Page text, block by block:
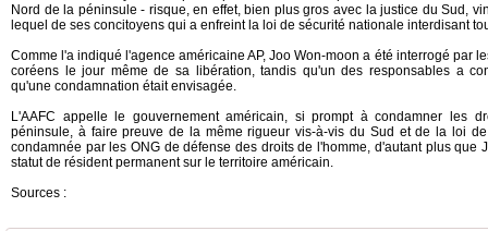
Nord de la péninsule - risque, en effet, bien plus gros avec la justice du Sud,
lequel de ses concitoyens qui a enfreint la loi de sécurité nationale interdisant
Comme l'a indiqué l'agence américaine AP, Joo Won-moon a été interrogé par
coréens le jour même de sa libération, tandis qu'un des responsables a
qu'une condamnation était envisagée.
L'AAFC appelle le gouvernement américain, si prompt à condamner les
péninsule, à faire preuve de la même rigueur vis-à-vis du Sud et de la loi
condamnée par les ONG de défense des droits de l'homme, d'autant plus que
statut de résident permanent sur le territoire américain.
Sources :